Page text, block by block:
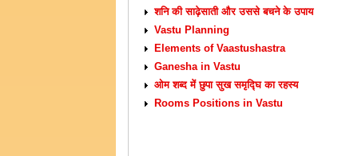
शनि की साढ़ेसाती और उससे बचने के उपाय
Vastu Planning
Elements of Vaastushastra
Ganesha in Vastu
ओम शब्द में छुपा सुख समृद्घि का रहस्य
Rooms Positions in Vastu